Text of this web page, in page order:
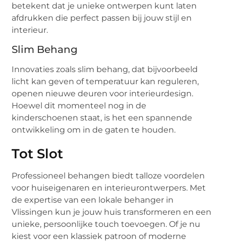
betekent dat je unieke ontwerpen kunt laten
afdrukken die perfect passen bij jouw stijl en
interieur.
Slim Behang
Innovaties zoals slim behang, dat bijvoorbeeld
licht kan geven of temperatuur kan reguleren,
openen nieuwe deuren voor interieurdesign.
Hoewel dit momenteel nog in de
kinderschoenen staat, is het een spannende
ontwikkeling om in de gaten te houden.
Tot Slot
Professioneel behangen biedt talloze voordelen
voor huiseigenaren en interieurontwerpers. Met
de expertise van een lokale behanger in
Vlissingen kun je jouw huis transformeren en een
unieke, persoonlijke touch toevoegen. Of je nu
kiest voor een klassiek patroon of moderne